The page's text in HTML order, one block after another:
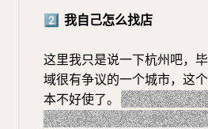
2️⃣ 我自己怎么找店
这里我只是说一下杭州吧，
域很有争议的一个城市，这
本不好使了。 （btw，我不
认为杭州是有美食的，只不